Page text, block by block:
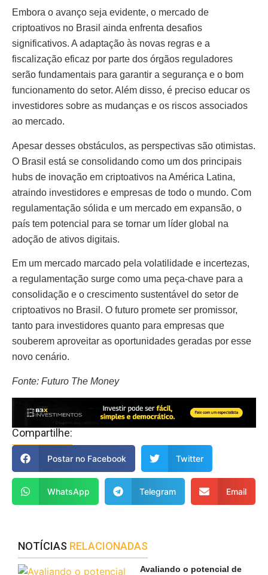
Embora o avanço seja evidente, o mercado de
criptoativos no Brasil ainda enfrenta desafios
significativos. A adaptação às novas regras e a
fiscalização eficaz por parte dos órgãos reguladores
serão fundamentais para garantir a segurança e o bom
funcionamento do setor. Além disso, é preciso educar os
investidores sobre as mudanças e os riscos associados
ao mercado.
Apesar desses obstáculos, as perspectivas são otimistas.
O Brasil está se consolidando como um dos principais
hubs de inovação em criptoativos na América Latina,
atraindo investidores e empresas de todo o mundo. Com
regulamentação sólida e um mercado em expansão, o
país tem potencial para se tornar um líder global na
adoção de ativos digitais.
Em um mercado marcado pela volatilidade e incertezas,
a regulamentação surge como uma peça-chave para a
consolidação e o crescimento sustentável do setor de
criptoativos no Brasil. O futuro promete ser promissor,
tanto para investidores quanto para empresas que
souberem aproveitar as oportunidades geradas por esse
novo cenário.
Fonte: Futuro The Money
Compartilhe:
Postar no Facebook Twitter
WhatsApp Telegram Email
NOTÍCIAS RELACIONADAS
Avaliando o potencial de